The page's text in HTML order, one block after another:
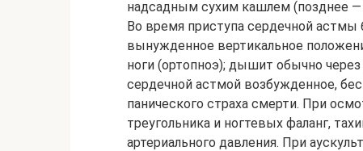
надсадным сухим кашлем (позднее
Во время приступа сердечной
вынужденное вертикальное
ноги (ортопноэ); дышит обычно
сердечной астмой возбужденное,
панического страха смерти. При
треугольника и ногтевых фаланг,
артериального давления. При